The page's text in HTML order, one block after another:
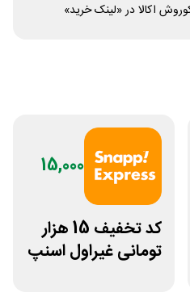
اکالا در «لینک خرید»
15,000
کد تخفیف 15 هزار
تومانی غیراول اسنپ